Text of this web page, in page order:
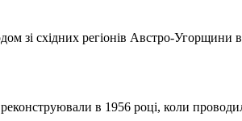
зі східних регіонів Австро-Угорщини
в 1956 році, коли